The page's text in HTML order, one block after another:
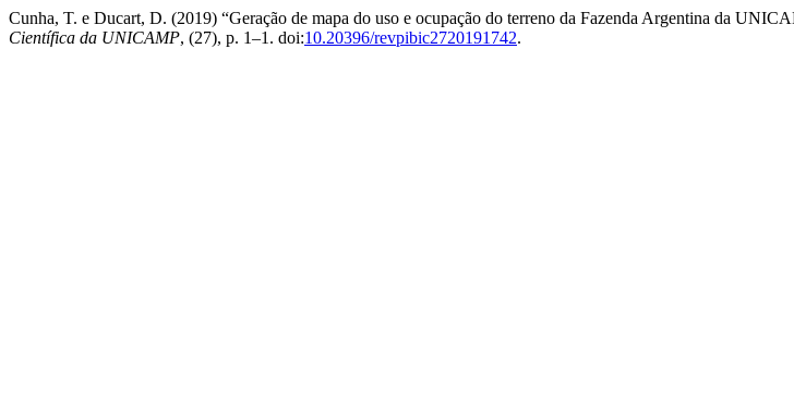
Cunha, T. e Ducart, D. (2019) “Geração de mapa do uso e ocupação do terreno da Fazenda Argentina da
Científica da UNICAMP, (27), p. 1–1. doi:10.20396/revpibic2720191742.